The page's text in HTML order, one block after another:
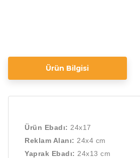
Ürün Bilgisi
Ürün Ebadı: 24x17
Reklam Alanı: 24x4 cm
Yaprak Ebadı: 24x13 cm